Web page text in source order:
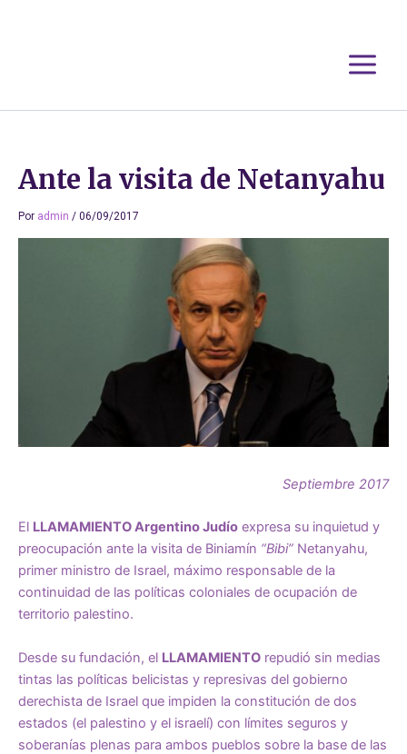
Ante la visita de Netanyahu
Por admin / 06/09/2017
Septiembre 2017
El LLAMAMIENTO Argentino Judío expresa su inquietud y
preocupación ante la visita de Biniamín “Bibi” Netanyahu,
primer ministro de Israel, máximo responsable de la
continuidad de las políticas coloniales de ocupación de
territorio palestino.
Desde su fundación, el LLAMAMIENTO repudió sin medias
tintas las políticas belicistas y represivas del gobierno
derechista de Israel que impiden la constitución de dos
estados (el palestino y el israelí) con límites seguros y
soberanías plenas para ambos pueblos sobre la base de las